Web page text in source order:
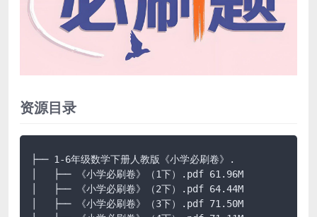
资源目录
├── 1-6年级数学下册人教版《小学必刷卷》.
│   ├── 《小学必刷卷》（1下）.pdf 61.96M
│   ├── 《小学必刷卷》（2下）.pdf 64.44M
│   ├── 《小学必刷卷》（3下）.pdf 71.50M